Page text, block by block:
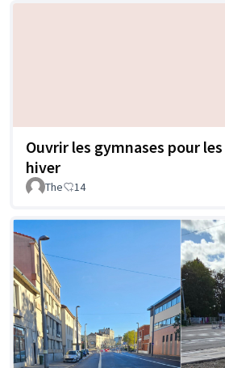
Ouvrir les gymnases pour
hiver
The 14